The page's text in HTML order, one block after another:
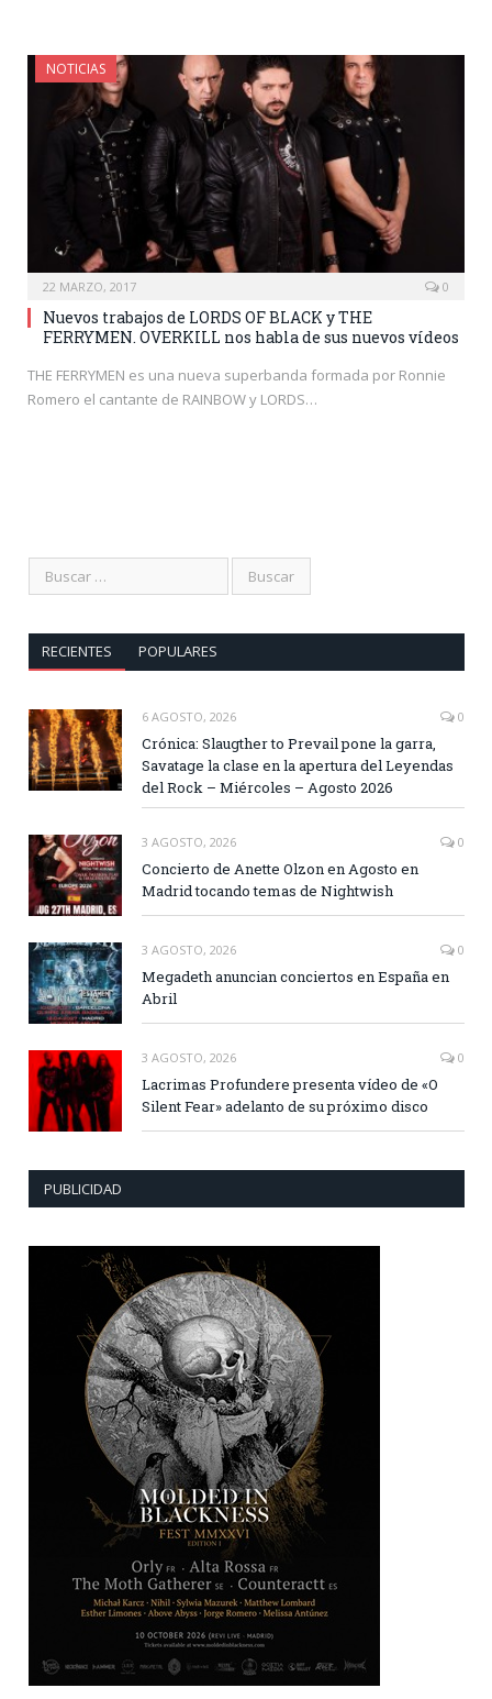
NOTICIAS
22 MARZO, 2017 0
Nuevos trabajos de LORDS OF BLACK y THE
FERRYMEN. OVERKILL nos habla de sus nuevos vídeos
THE FERRYMEN es una nueva superbanda formada por Ronnie
Romero el cantante de RAINBOW y LORDS…
RECIENTES POPULARES
6 AGOSTO, 2026 0
Crónica: Slaugther to Prevail pone la garra,
Savatage la clase en la apertura del Leyendas
del Rock – Miércoles – Agosto 2026
3 AGOSTO, 2026 0
Concierto de Anette Olzon en Agosto en
Madrid tocando temas de Nightwish
3 AGOSTO, 2026 0
Megadeth anuncian conciertos en España en
Abril
3 AGOSTO, 2026 0
Lacrimas Profundere presenta vídeo de «O
Silent Fear» adelanto de su próximo disco
PUBLICIDAD